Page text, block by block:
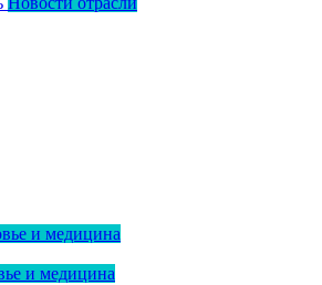
и медицина
и медицина